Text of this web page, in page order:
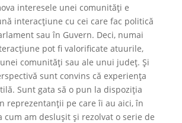
interesele unei comunități e
interacțiune cu cei care fac politică
sau în Guvern. Deci, numai
pot fi valorificate atuurile,
comunități sau ale unui județ. Și
sunt convins că experiența
Sunt gata să o pun la dispoziția
reprezentanții pe care îi au aici, în
cum am deslușit și rezolvat o serie de